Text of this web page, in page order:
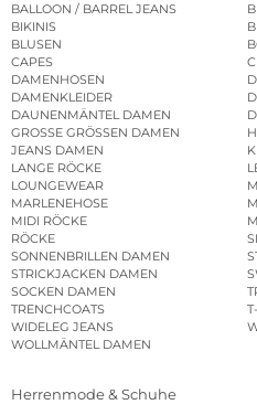
BALLOON / BARREL JEANS
BIKINIS
BLUSEN
CAPES
DAMENHOSEN
DAMENKLEIDER
DAUNENMÄNTEL DAMEN
GROSSE GRÖSSEN DAMEN
JEANS DAMEN
LANGE RÖCKE
LOUNGEWEAR
MARLENEHOSE
MIDI RÖCKE
RÖCKE
SONNENBRILLEN DAMEN
STRICKJACKEN DAMEN
SOCKEN DAMEN
TRENCHCOATS
WIDELEG JEANS
WOLLMÄNTEL DAMEN
Herrenmode & Schuhe